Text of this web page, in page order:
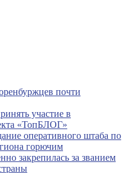
почти
участие в
«ТопБЛОГ»
оперативного штаба по
горючим
закрепилась за званием